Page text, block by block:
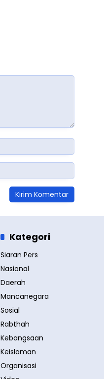
Kategori
Siaran Pers
Nasional
Daerah
Mancanegara
Sosial
Rabthah
Kebangsaan
Keislaman
Organisasi